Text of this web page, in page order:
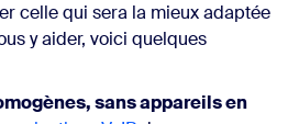
celle qui sera la mieux adaptée
y aider, voici quelques
sans appareils en